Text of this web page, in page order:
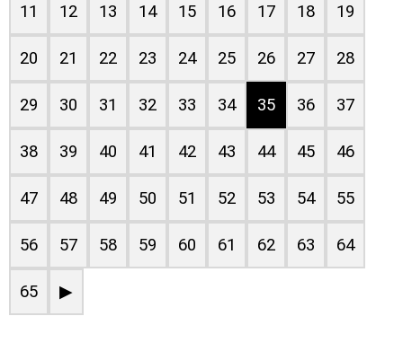
11 12 13 14 15 16 17 18 19
20 21 22 23 24 25 26 27 28
29 30 31 32 33 34 35 36 37
38 39 40 41 42 43 44 45 46
47 48 49 50 51 52 53 54 55
56 57 58 59 60 61 62 63 64
65 ▶